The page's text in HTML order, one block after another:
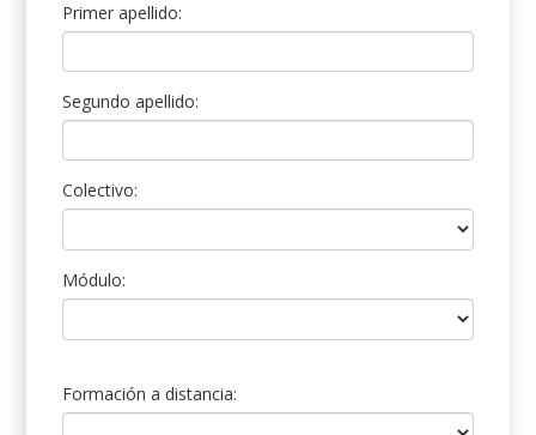
Primer apellido:
Segundo apellido:
Colectivo:
Módulo:
Formación a distancia: